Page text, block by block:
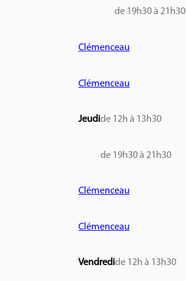
de 19h30 à 21h30
Clémenceau
Clémenceau
Jeudide 12h à 13h30
de 19h30 à 21h30
Clémenceau
Clémenceau
Vendredide 12h à 13h30